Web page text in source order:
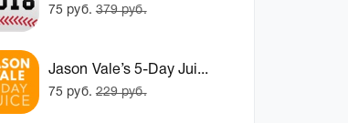
75 руб. 379 руб.
Jason Vale’s 5-Day Jui...
75 руб. 229 руб.